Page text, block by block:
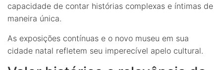
capacidade de contar histórias complexas e íntimas de
maneira única.
As exposições contínuas e o novo museu em sua
cidade natal refletem seu imperecível apelo cultural.